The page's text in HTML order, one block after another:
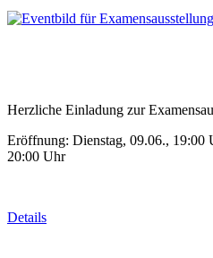
Herzliche Einladung zur
Eröffnung: Dienstag, 09.06., 19:00
20:00 Uhr
Details